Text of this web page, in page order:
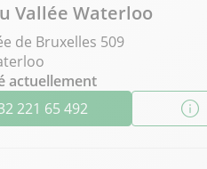
Vallée Waterloo
de Bruxelles 509
actuellement
221 65 492